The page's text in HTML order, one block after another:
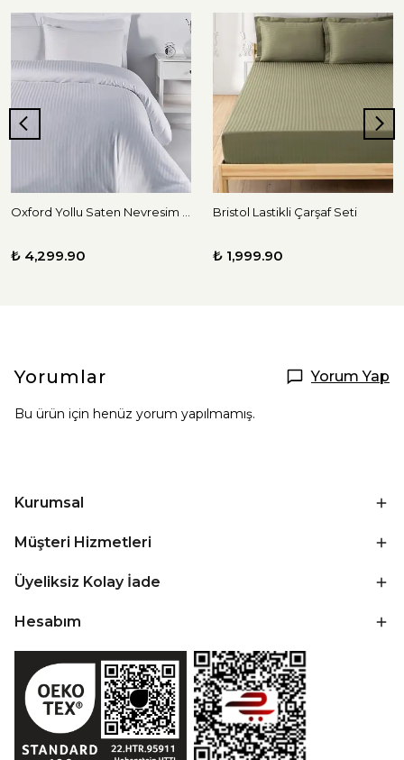
₺ 4,299.90
Bristol Lastikli Çarşaf Seti
₺ 1,999.90
Yorumlar Yorum Yap
Bu ürün için henüz yorum yapılmamış.
Kurumsal
Müşteri Hizmetleri
Üyeliksiz Kolay İade
Hesabım